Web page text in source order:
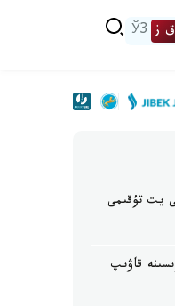
ق ز ЎЗ
يت تۇقىمى
قاۋىپ